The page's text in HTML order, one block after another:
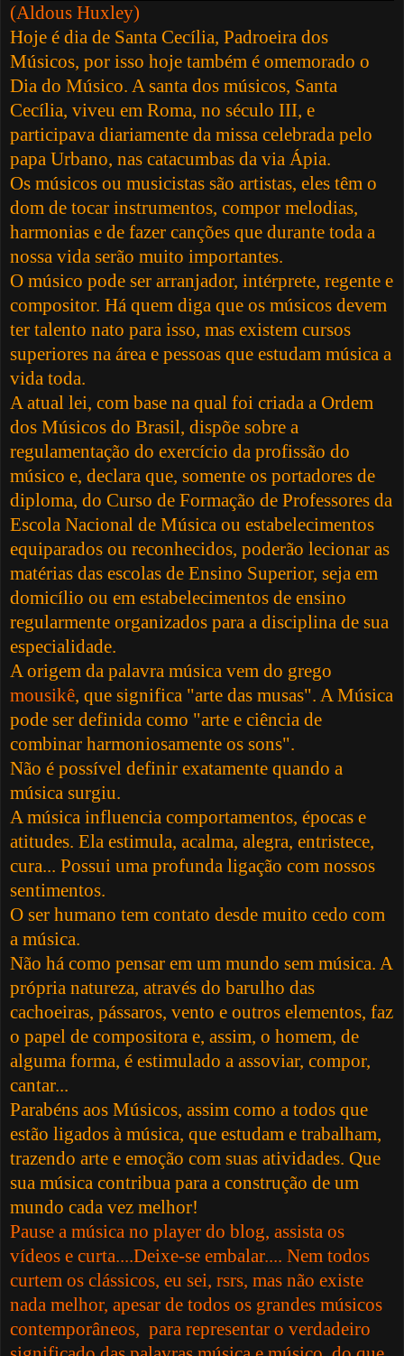
(Aldous Huxley)
Hoje é dia de Santa Cecília, Padroeira dos
Músicos, por isso hoje também é omemorado o
Dia do Músico. A santa dos músicos, Santa
Cecília, viveu em Roma, no século III, e
participava diariamente da missa celebrada pelo
papa Urbano, nas catacumbas da via Ápia.
Os músicos ou musicistas são artistas, eles têm o
dom de tocar instrumentos, compor melodias,
harmonias e de fazer canções que durante toda a
nossa vida serão muito importantes.
O músico pode ser arranjador, intérprete, regente e
compositor. Há quem diga que os músicos devem
ter talento nato para isso, mas existem cursos
superiores na área e pessoas que estudam música a
vida toda.
A atual lei, com base na qual foi criada a Ordem
dos Músicos do Brasil, dispõe sobre a
regulamentação do exercício da profissão do
músico e, declara que, somente os portadores de
diploma, do Curso de Formação de Professores da
Escola Nacional de Música ou estabelecimentos
equiparados ou reconhecidos, poderão lecionar as
matérias das escolas de Ensino Superior, seja em
domicílio ou em estabelecimentos de ensino
regularmente organizados para a disciplina de sua
especialidade.
A origem da palavra música vem do grego
mousikê, que significa "arte das musas". A Música
pode ser definida como "arte e ciência de
combinar harmoniosamente os sons".
Não é possível definir exatamente quando a
música surgiu.
A música influencia comportamentos, épocas e
atitudes. Ela estimula, acalma, alegra, entristece,
cura... Possui uma profunda ligação com nossos
sentimentos.
O ser humano tem contato desde muito cedo com
a música.
Não há como pensar em um mundo sem música. A
própria natureza, através do barulho das
cachoeiras, pássaros, vento e outros elementos, faz
o papel de compositora e, assim, o homem, de
alguma forma, é estimulado a assoviar, compor,
cantar...
Parabéns aos Músicos, assim como a todos que
estão ligados à música, que estudam e trabalham,
trazendo arte e emoção com suas atividades. Que
sua música contribua para a construção de um
mundo cada vez melhor!
Pause a música no player do blog, assista os
vídeos e curta....Deixe-se embalar.... Nem todos
curtem os clássicos, eu sei, rsrs, mas não existe
nada melhor, apesar de todos os grandes músicos
contemporâneos, para representar o verdadeiro